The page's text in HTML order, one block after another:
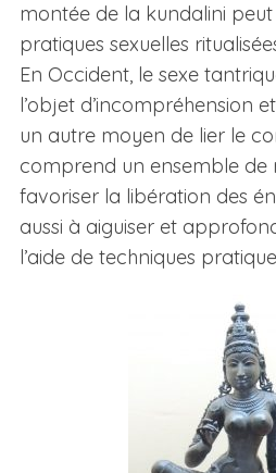
montée de la kundalini
pratiques sexuelles
En Occident, le sexe
l’objet d’incompréhension
un autre moyen de lier le
comprend un ensemble de
favoriser la libération des
aussi à aiguiser et
l’aide de techniques